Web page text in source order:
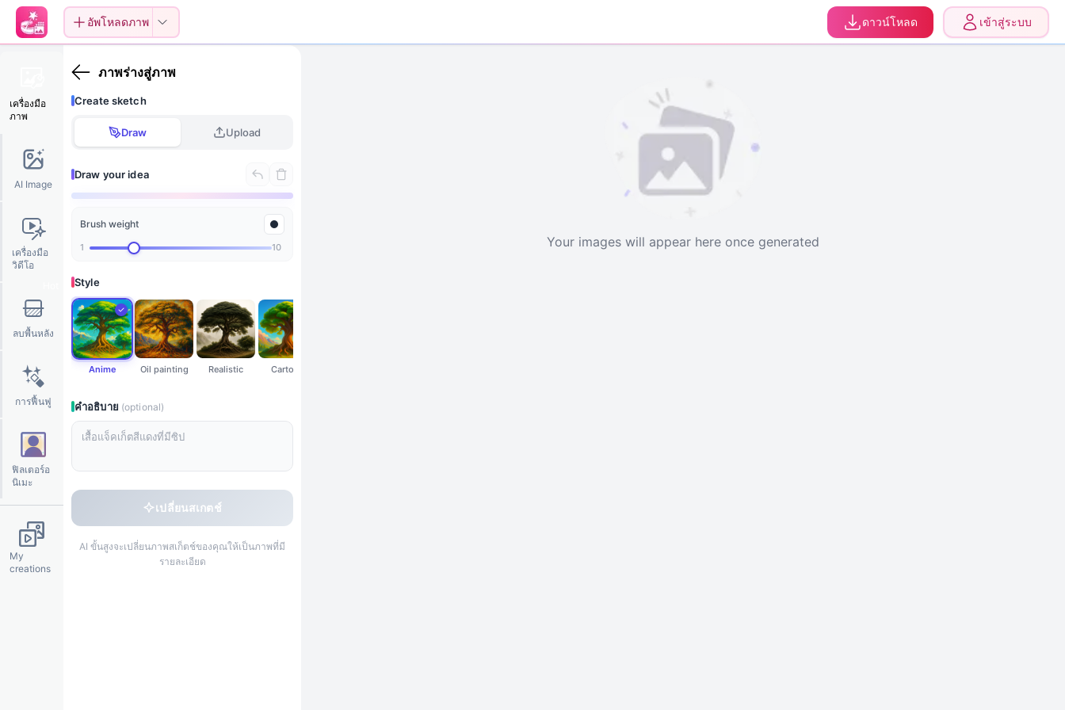
อัพโหลดภาพ ดาวน์โหลด เข้าสู่ระบบ
เครื่องมือ
ภาพ
AI Image
เครื่องมือ
วิดีโอ
ลบพื้นหลัง
การฟื้นฟู
ฟิลเตอร์อ
นิเมะ
My
creations
ภาพร่างสู่ภาพ
Create sketch
Draw Upload
Draw your idea
Draw something here
Brush weight
1 10
Style
Anime Oil painting Realistic Cartoon
คำอธิบาย (optional)
เปลี่ยนสเกตช์
AI ขั้นสูงจะเปลี่ยนภาพสเก็ตช์ของคุณให้เป็นภาพที่มี
รายละเอียด
Your images will appear here once generated